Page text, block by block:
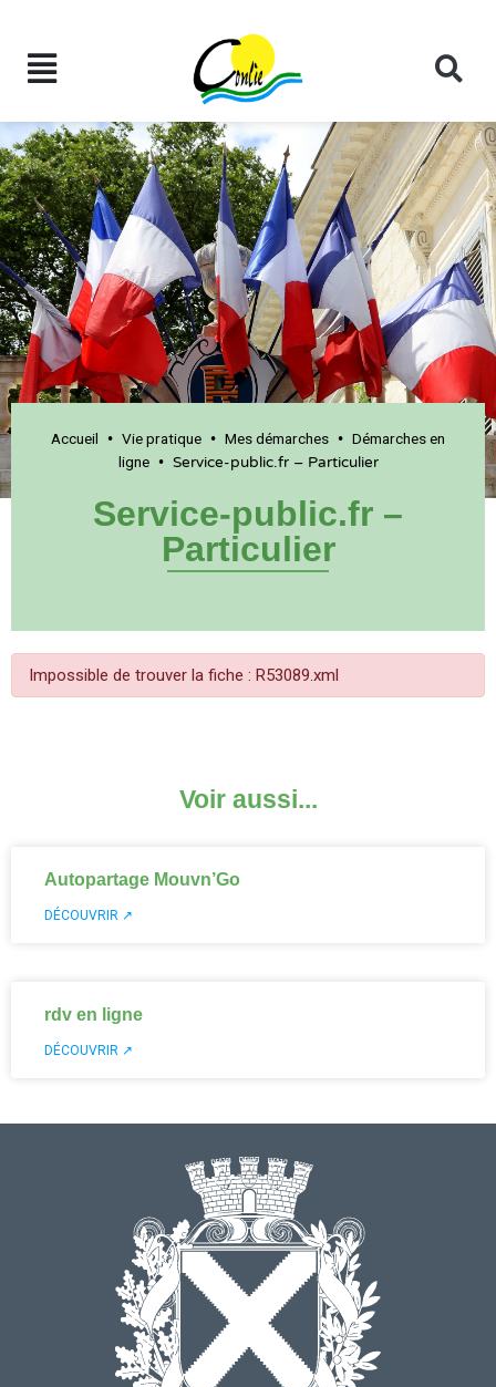
Accueil • Vie pratique • Mes démarches • Démarches en
ligne• Service-public.fr – Particulier
Service-public.fr –
Particulier
Impossible de trouver la fiche : R53089.xml
Voir aussi...
Autopartage Mouvn’Go
DÉCOUVRIR ↗
rdv en ligne
DÉCOUVRIR ↗